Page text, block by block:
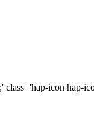
icon hap-